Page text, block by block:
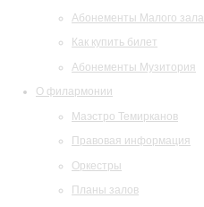
Абонементы Малого зала
Как купить билет
Абонементы Музитория
О филармонии
Маэстро Темирканов
Правовая информация
Оркестры
Планы залов